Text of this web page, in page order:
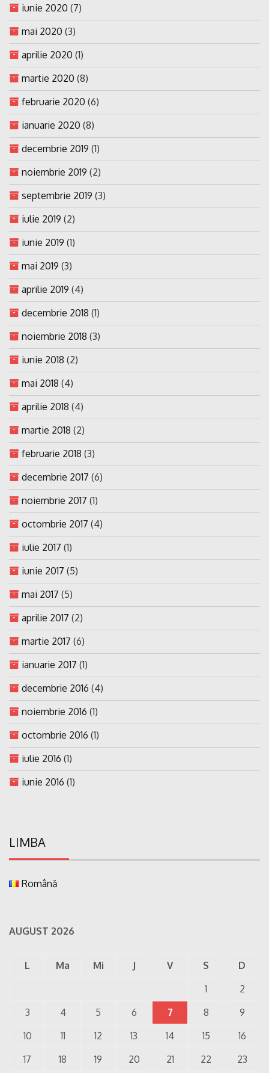
iunie 2020 (7)
mai 2020 (3)
aprilie 2020 (1)
martie 2020 (8)
februarie 2020 (6)
ianuarie 2020 (8)
decembrie 2019 (1)
noiembrie 2019 (2)
septembrie 2019 (3)
iulie 2019 (2)
iunie 2019 (1)
mai 2019 (3)
aprilie 2019 (4)
decembrie 2018 (1)
noiembrie 2018 (3)
iunie 2018 (2)
mai 2018 (4)
aprilie 2018 (4)
martie 2018 (2)
februarie 2018 (3)
decembrie 2017 (6)
noiembrie 2017 (1)
octombrie 2017 (4)
iulie 2017 (1)
iunie 2017 (5)
mai 2017 (5)
aprilie 2017 (2)
martie 2017 (6)
ianuarie 2017 (1)
decembrie 2016 (4)
noiembrie 2016 (1)
octombrie 2016 (1)
iulie 2016 (1)
iunie 2016 (1)
LIMBA
Română
AUGUST 2026
L Ma Mi J V S
D
1
2
3
4 5 6 7 8
9
10
11 12 13 14 15
16
17
18 19 20 21 22 23